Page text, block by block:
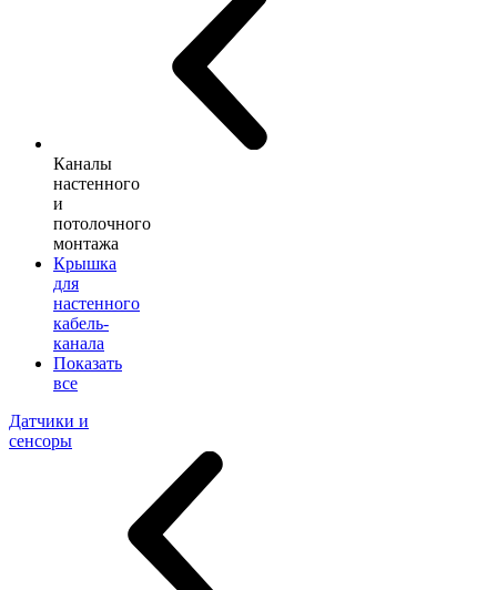
Каналы
настенного
и
потолочного
монтажа
Крышка
для
настенного
кабель-
канала
Показать
все
Датчики и
сенсоры